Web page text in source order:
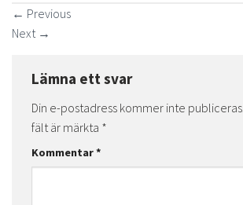
← Previous
Next →
Lämna ett svar
Din e-postadress kommer inte publiceras.
fält är märkta *
Kommentar*